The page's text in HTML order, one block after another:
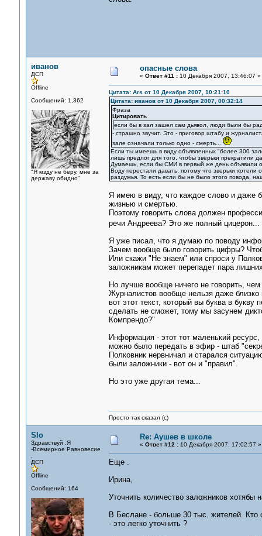
иванов
ДСП
Offline
Сообщений: 1,362
"Я мзду не беру, мне за
державу обидно"
опасные слова
« Ответ #11 :10 Декабря 2007, 13:46:07 »
Цитата: Ars от 10 Декабря 2007, 10:21:10
Цитата: иванов от 10 Декабря 2007, 00:32:14
Фраза
Цитировать
если бы в зал зашел сам дьявол, люди были бы
- страшно звучит. Это - приговор штабу и
зале означали только одно - смерть...
Если ты имеешь в виду объявленных "более 300
лишь предлог для того, чтобы зверьки прекратили
Думаешь, если бы СМИ в первый же день объявили
Воду перестали давать, потому что зверьки
раздумья. То есть если бы не было этого повода,
Я имею в виду, что каждое слово и даже
жизнью и смертью.
Поэтому говорить слова должен
речи Андреева? Это же полный цицерон...
Я уже писал, что я думаю по поводу
Зачем вообще было говорить цифры?
Или скажи "Не знаем" или спроси у
заложникам может перепадет пара
Но лучше вообще ничего не говорить,
Журналистов вообще нельзя даже
вот этот текст, который вы буква в букву
сделать не сможет, тому мы засунем
Компрендо?"
Информация - этот тот маленький
можно было передать в эфир - штаб
Полковник нервничал и старался
были заложники - вот он и "правил".
Но это уже другая тема...
Просто так сказал (с)
Slo
Здравствуй .Я
-Всемирное Равновесие
ДСП
Offline
Сообщений: 164
Re: Аушев в школе
« Ответ #12 :10 Декабря 2007, 17:02:57 »
Еще .
Ирина,
Уточнить количество заложников хотябы
В Беслане - больше 30 тыс. жителей. Кто
- это легко уточнить ?